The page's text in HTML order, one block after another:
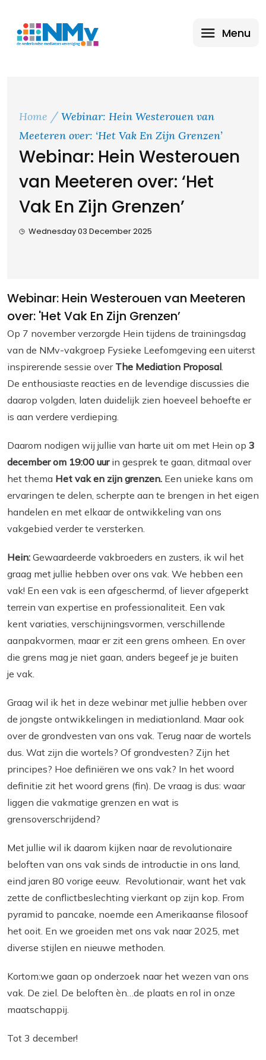
Menu
Home
Webinar: Hein Westerouen van
Meeteren over: ‘Het Vak En Zijn Grenzen’
Webinar: Hein Westerouen
van Meeteren over: ‘Het
Vak En Zijn Grenzen’
Wednesday 03 December 2025
Webinar: Hein Westerouen van Meeteren
over: 'Het Vak En Zijn Grenzen’
Op 7 november verzorgde Hein tijdens de trainingsdag
van de NMv-vakgroep Fysieke Leefomgeving een uiterst
inspirerende sessie over The Mediation Proposal.
De enthousiaste reacties en de levendige discussies die
daarop volgden, laten duidelijk zien hoeveel behoefte er
is aan verdere verdieping.
Daarom nodigen wij jullie van harte uit om met Hein op 3
december om 19:00 uurin gesprek te gaan, ditmaal over
het thema Het vak en zijn grenzen. Een unieke kans om
ervaringen te delen, scherpte aan te brengen in het eigen
handelen en met elkaar de ontwikkeling van ons
vakgebied verder te versterken.
Hein: Gewaardeerde vakbroeders en zusters, ik wil het
graag met jullie hebben over ons vak. We hebben een
vak! En een vak is een afgeschermd, of liever afgeperkt
terrein van expertise en professionaliteit. Een vak
kent variaties, verschijningsvormen, verschillende
aanpakvormen, maar er zit een grens omheen. En over
die grens mag je niet gaan, anders begeef je je buiten
je vak.
Graag wil ik het in deze webinar met jullie hebben over
de jongste ontwikkelingen in mediationland. Maar ook
over de grondvesten van ons vak. Terug naar de wortels
dus. Wat zijn die wortels? Of grondvesten? Zijn het
principes? Hoe definiëren we ons vak? In het woord
definitie zit het woord grens (fin). De vraag is dus: waar
liggen die vakmatige grenzen en wat is
grensoverschrijdend?
Met jullie wil ik daarom kijken naar de revolutionaire
beloften van ons vak sinds de introductie in ons land,
eind jaren 80 vorige eeuw. Revolutionair, want het vak
zette de conflictbeslechting vierkant op zijn kop. From
pyramid to pancake, noemde een Amerikaanse filosoof
het ooit. En we groeiden met ons vak naar 2025, met
diverse stijlen en nieuwe methoden.
Kortom:we gaan op onderzoek naar het wezen van ons
vak. De ziel. De beloften èn…de plaats en rol in onze
maatschappij.
Tot 3 december!